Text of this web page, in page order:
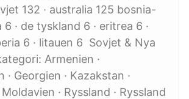
132 · australia 125 bosnia-
· de tyskland 6 · eritrea 6 ·
6 · litauen 6 Sovjet & Nya
Armenien ·
· Georgien · Kazakstan ·
· Ryssland · Ryssland